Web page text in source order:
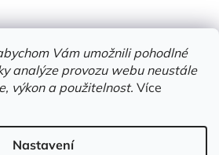
Vám umožnili pohodlné
analýze provozu webu neustále
výkon a použitelnost. Více
Nastavení
Vytvořil Shoptet